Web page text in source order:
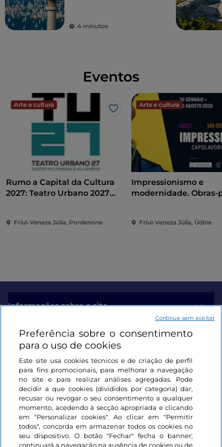
4 minutos
Eventos
Arte e cultura
Gosto
Rumo a Capital da Cultura
2027: Teatro Urbano 2027
Friul-Veneza Júlia, Pordenone
Arte e cultura
Impressionismo e
modernidade. Obras-
Friul-Veneza Júlia, Údine
Informações sobre o site
Ligações úteis
Iniciar sessão
Mantenha-se em contacto
Preferência sobre o consentimento
para o uso de cookies
Este site usa cookies técnicos e de criação de perfil
para fins promocionais, para melhorar a navegação
no site e para realizar análises agregadas. Pode
decidir a que cookies (divididos por categoria) dar,
recusar ou revogar o seu consentimento a qualquer
momento, acedendo à secção apropriada e clicando
em "Personalizar cookies". Ao clicar em "Permitir
todos", concorda em armazenar todos os cookies no
seu dispositivo. O botão "Fechar" fecha o banner;
continuará a navegação na ausência de cookies ou de
Continue sem aceitar